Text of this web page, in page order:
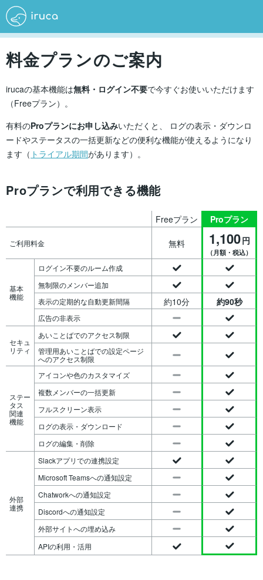
料金プランのご案内
irucaの基本機能は無料・ログイン不要で今すぐお使いいただけます
（Freeプラン）。
有料のProプランにお申し込みいただくと、
ログの表示・ダウンロ
ードやステータスの一括更新などの便利な機能が使えるようになり
ます（ トライアル期間があります）。
Proプランで利用できる機能
Freeプラン Proプラン
ご利用料金 無料 1,100円
（月額・税込）
基本
機能
ログイン不要のルーム作成
無制限のメンバー追加
表示の定期的な自動更新間隔
約10分 約90秒
広告の非表示
セキュ
リティ
あいことばでのアクセス制限
管理用あいことばでの設定ページ
へのアクセス制限
ステー
タス
関連
機能
アイコンや色のカスタマイズ
複数メンバーの一括更新
フルスクリーン表示
ログの表示・ダウンロード
ログの編集・削除
外部
連携
Slackアプリでの連携設定
Microsoft Teamsへの通知設定
Chatworkへの通知設定
Discordへの通知設定
外部サイトへの埋め込み
APIの利用・活用